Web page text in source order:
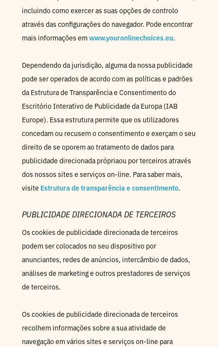
incluindo como exercer as suas opções de controlo
através das configurações do navegador. Pode encontrar
mais informações em www.youronlinechoices.eu.
Dependendo da jurisdição, alguma da nossa publicidade
pode ser operados de acordo com as políticas e padrões
da Estrutura de Transparência e Consentimento do
Escritório Interativo de Publicidade da Europa (IAB
Europe). Essa estrutura permite que os utilizadores
concedam ou recusem o consentimento e exerçam o seu
direito de se oporem ao tratamento de dados para
publicidade direcionada própriaou por terceiros através
dos nossos sites e serviços on-line. Para saber mais,
visite Estrutura de transparência e consentimento.
PUBLICIDADE DIRECIONADA DE TERCEIROS
Os cookies de publicidade direcionada de terceiros
podem ser colocados no seu dispositivo por
anunciantes, redes de anúncios, intercâmbio de dados,
análises de marketing e outros prestadores de serviços
de terceiros.
Os cookies de publicidade direcionada de terceiros
recolhem informações sobre a sua atividade de
navegação em vários sites e serviços on-line para